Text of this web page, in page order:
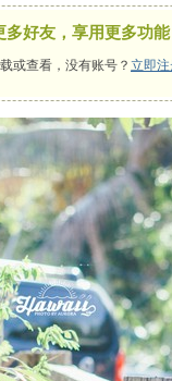
好友，享用更多功能
或查看，没有账号？ 立即